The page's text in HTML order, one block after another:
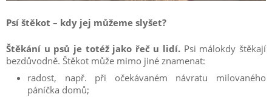
Psí štěkot – kdy jej můžeme slyšet?
Štěkání u psů je totéž jako řeč u lidí. Psi málokdy štěkají
bezdůvodně. Štěkot může mimo jiné znamenat:
radost, např. při očekávaném návratu milovaného
páníčka domů;